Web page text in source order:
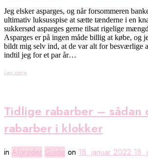
Jeg elsker asparges, og når forsommeren
ultimativ luksusspise at sætte tænderne i en
sukkersød asparges gerne tilsat rigelige
Asparges er på ingen måde billig at købe, og
bildt mig selv ind, at de var alt for besværlige
indtil jeg for et par år…
Læs mere
Tidlige rabarber – sådan
rabarber i klokker
in Afgrøder Guide on 18. januar 2022 18.